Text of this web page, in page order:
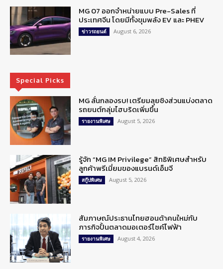
MG 07 ออกจำหน่ายแบบ Pre-Sales ที่
ประเทศจีน โดยมีทั้งขุมพลัง EV และ PHEV
ข่าวรถยนต์ August 6, 2026
Special Picks
MG ลั่นกลองรบ! เตรียมลุยชิงส่วนแบ่งตลาด
รถยนต์กลุ่มไฮบริดเพิ่มขึ้น
รายงานพิเศษ August 5, 2026
รู้จัก “MG IM Privilege” สิทธิพิเศษสำหรับ
ลูกค้าพรีเมี่ยมของแบรนด์เอ็มจี
สกู๊ปพิเศษ August 5, 2026
สัมภาษณ์ประธานไทยฮอนด้าคนใหม่กับ
ภารกิจปั้นตลาดมอเตอร์ไซค์ไฟฟ้า
รายงานพิเศษ August 4, 2026